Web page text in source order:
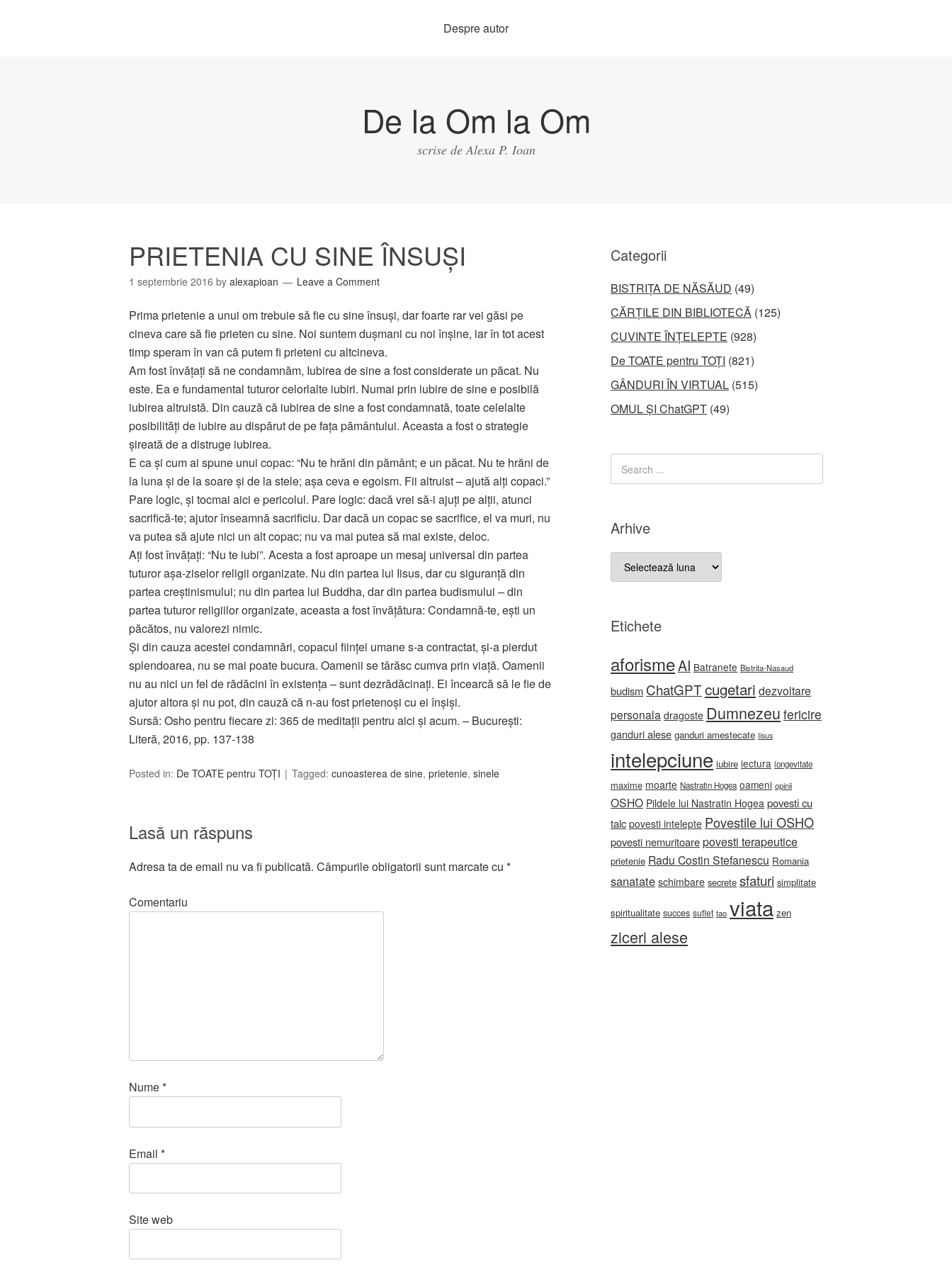
Despre autor
De la Om la Om
scrise de Alexa P. Ioan
PRIETENIA CU SINE ÎNSUŞI
1 septembrie 2016 by alexapioan Leave a Comment
Prima prietenie a unui om trebuie să fie cu sine însuşi, dar foarte rar vei găsi pe
cineva care să fie prieten cu sine. Noi suntem duşmani cu noi înşine, iar în tot acest
timp speram în van că putem fi prieteni cu altcineva.
Am fost învăţaţi să ne condamnăm, Iubirea de sine a fost considerate un păcat. Nu
este. Ea e fundamental tuturor celorlalte iubiri. Numai prin iubire de sine e posibilă
iubirea altruistă. Din cauză că iubirea de sine a fost condamnată, toate celelalte
posibilităţi de iubire au dispărut de pe faţa pământului. Aceasta a fost o strategie
şireată de a distruge iubirea.
E ca şi cum ai spune unui copac: “Nu te hrăni din pământ; e un păcat. Nu te hrăni de
la luna şi de la soare şi de la stele; aşa ceva e egoism. Fii altruist – ajută alţi copaci.”
Pare logic, şi tocmai aici e pericolul. Pare logic: dacă vrei să-i ajuţi pe alţii, atunci
sacrifică-te; ajutor înseamnă sacrificiu. Dar dacă un copac se sacrifice, el va muri, nu
va putea să ajute nici un alt copac; nu va mai putea să mai existe, deloc.
Aţi fost învăţaţi: “Nu te iubi”. Acesta a fost aproape un mesaj universal din partea
tuturor aşa-ziselor religii organizate. Nu din partea lui Iisus, dar cu siguranţă din
partea creştinismului; nu din partea lui Buddha, dar din partea budismului – din
partea tuturor religiilor organizate, aceasta a fost învăţătura: Condamnă-te, eşti un
păcătos, nu valorezi nimic.
Şi din cauza acestei condamnări, copacul fiinţei umane s-a contractat, şi-a pierdut
splendoarea, nu se mai poate bucura. Oamenii se târăsc cumva prin viaţă. Oamenii
nu au nici un fel de rădăcini în existenţa – sunt dezrădăcinaţi. Ei încearcă să le fie de
ajutor altora şi nu pot, din cauză că n-au fost prietenoşi cu ei înşişi.
Sursă: Osho pentru fiecare zi: 365 de meditaţii pentru aici şi acum. – Bucureşti:
Literă, 2016, pp. 137-138
Posted in: De TOATE pentru TOȚI Tagged: cunoasterea de sine, prietenie, sinele
Lasă un răspuns
Adresa ta de email nu va fi publicată. Câmpurile obligatorii sunt marcate cu *
Comentariu
Nume*
Email *
Site web
Categorii
BISTRIȚA DE NĂSĂUD (49)
CĂRȚILE DIN BIBLIOTECĂ (125)
CUVINTE ÎNȚELEPTE (928)
De TOATE pentru TOȚI (821)
GÂNDURI ÎN VIRTUAL (515)
OMUL ȘI ChatGPT (49)
Arhive
Arhive
Etichete
aforismeAI Batranete Bistrita-Nasaud
budism ChatGPTcugetari dezvoltare
personala dragoste Dumnezeu fericire
ganduri alese ganduri amestecate Iisus
intelepciune iubire lectura longevitate
maxime moarte Nastratin Hogea oameni opinii
OSHO Pildele lui Nastratin Hogea povesti cu
talc povesti intelepte Povestile lui OSHO
povesti nemuritoarepovesti terapeutice
prietenie Radu Costin Stefanescu Romania
sanatate schimbare secrete sfaturi simplitate
spiritualitate succes suflet tao viata zen
ziceri alese